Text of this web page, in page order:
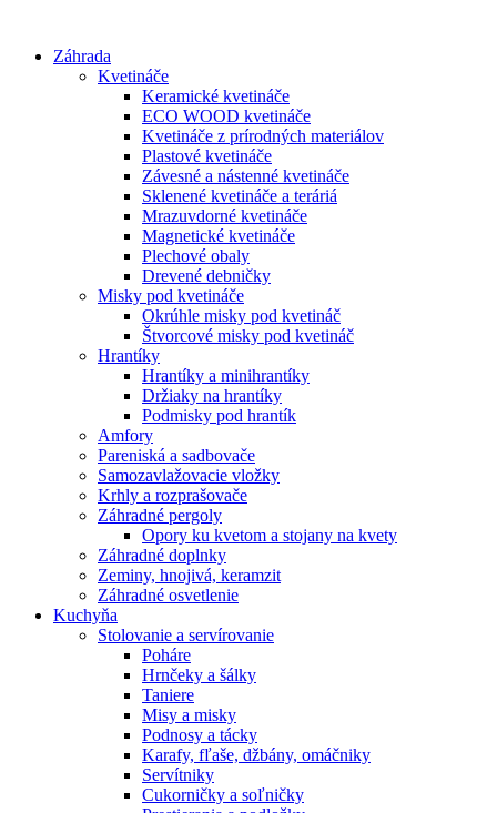
obsah
Záhrada
Kvetináče
Keramické kvetináče
ECO WOOD kvetináče
Kvetináče z prírodných materiálov
Plastové kvetináče
Závesné a nástenné kvetináče
Sklenené kvetináče a teráriá
Mrazuvdorné kvetináče
Magnetické kvetináče
Plechové obaly
Drevené debničky
Misky pod kvetináče
Okrúhle misky pod kvetináč
Štvorcové misky pod kvetináč
Hrantíky
Hrantíky a minihrantíky
Držiaky na hrantíky
Podmisky pod hrantík
Amfory
Pareniská a sadbovače
Samozavlažovacie vložky
Krhly a rozprašovače
Záhradné pergoly
Opory ku kvetom a stojany na kvety
Záhradné doplnky
Zeminy, hnojivá, keramzit
Záhradné osvetlenie
Kuchyňa
Stolovanie a servírovanie
Poháre
Hrnčeky a šálky
Taniere
Misy a misky
Podnosy a tácky
Karafy, fľaše, džbány, omáčniky
Servítniky
Cukorničky a soľničky